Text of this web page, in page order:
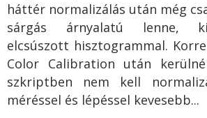
háttér normalizálás után még
sárgás árnyalatú lenne,
elcsúszott hisztogrammal.
Color Calibration után
szkriptben nem kell
méréssel és lépéssel kevesebb...